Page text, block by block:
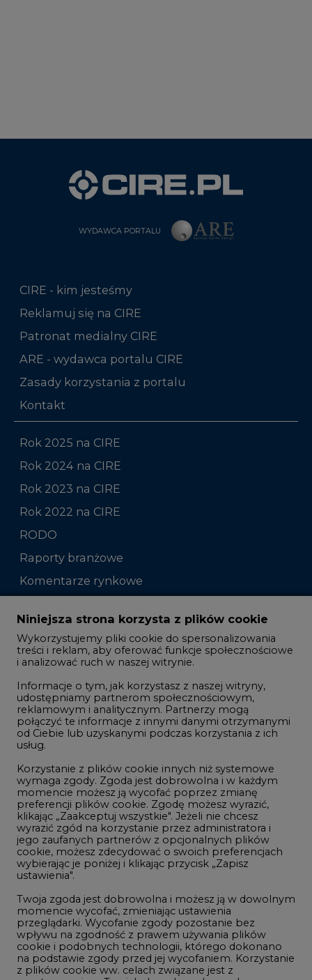
WYDAWCA PORTALU
CIRE - kim jesteśmy
Reklamuj się na CIRE
Patronat medialny CIRE
ARE - wydawca portalu CIRE
Zasady korzystania z portalu
Kontakt
Rok 2025 na CIRE
Rok 2024 na CIRE
Rok 2023 na CIRE
Rok 2022 na CIRE
RODO
Raporty branżowe
Komentarze rynkowe
Zmiany kadrowe na rynku
Studio CIRE
Rozmowy o energetyce
Gospodarka
Geopolityka
LTE450
Innowacje i AI
Telekomunikacja i IT
Handel emisjami CO2
Wodór
Górnictwo
Atom
Fotowoltaika
Offshore wind
Niniejsza strona korzysta z plików cookie
Wykorzystujemy pliki cookie do spersonalizowania
treści i reklam, aby oferować funkcje społecznościowe
i analizować ruch w naszej witrynie.
Informacje o tym, jak korzystasz z naszej witryny,
udostępniamy partnerom społecznościowym,
reklamowym i analitycznym. Partnerzy mogą
połączyć te informacje z innymi danymi otrzymanymi
od Ciebie lub uzyskanymi podczas korzystania z ich
usług.
Korzystanie z plików cookie innych niż systemowe
wymaga zgody. Zgoda jest dobrowolna i w każdym
momencie możesz ją wycofać poprzez zmianę
preferencji plików cookie. Zgodę możesz wyrazić,
klikając „Zaakceptuj wszystkie". Jeżeli nie chcesz
wyrazić zgód na korzystanie przez administratora i
jego zaufanych partnerów z opcjonalnych plików
cookie, możesz zdecydować o swoich preferencjach
wybierając je poniżej i klikając przycisk „Zapisz
ustawienia".
Twoja zgoda jest dobrowolna i możesz ją w dowolnym
momencie wycofać, zmieniając ustawienia
przeglądarki. Wycofanie zgody pozostanie bez
wpływu na zgodność z prawem używania plików
cookie i podobnych technologii, którego dokonano
na podstawie zgody przed jej wycofaniem. Korzystanie
z plików cookie ww. celach związane jest z